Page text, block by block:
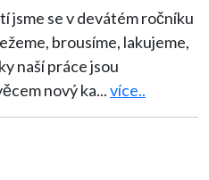
jsme se v devátém ročníku
brousíme, lakujeme,
naší práce jsou
nový ka...více..